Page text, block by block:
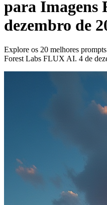
para
dezembro de
Explore os 20 melhores
Forest Labs FLUX AI. 4 de